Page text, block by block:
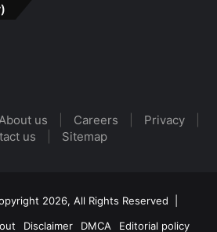
us Careers Privacy
us
Sitemap
2026, All Rights Reserved |
Disclaimer DMCA Editorial policy